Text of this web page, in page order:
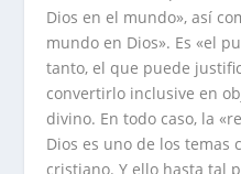
Dios en el mundo», así
mundo en Dios». Es «el
tanto, el que puede
convertirlo inclusive en
divino. En todo caso, la
Dios es uno de los temas
cristiano. Y ello hasta tal